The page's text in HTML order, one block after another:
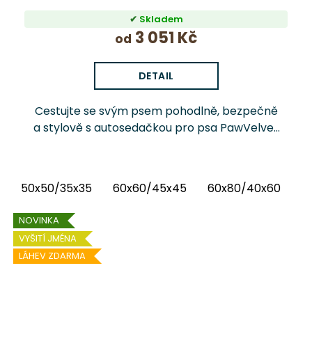
Skladem
od 3 051 Kč
DETAIL
Cestujte se svým psem pohodlně, bezpečně
a stylově s autosedačkou pro psa PawVelvet
látku...
50x50/35x35 60x60/45x45 60x80/40x60
NOVINKA
VYŠITÍ JMÉNA
LÁHEV ZDARMA